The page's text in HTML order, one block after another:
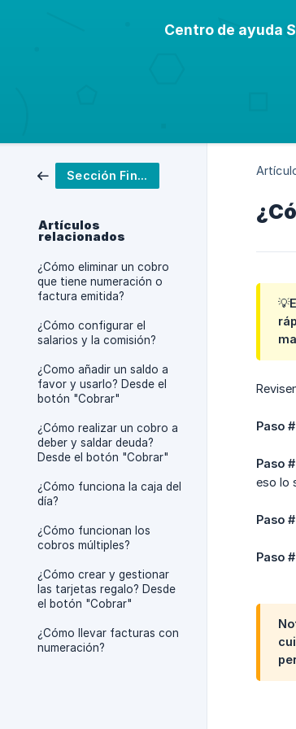
Centro de ayuda
Sección Finanzas
Artículos
relacionados
¿Cómo eliminar un cobro
que tiene numeración o
factura emitida?
¿Cómo configurar el
salarios y la comisión?
¿Como añadir un saldo a
favor y usarlo? Desde el
botón "Cobrar"
¿Cómo realizar un cobro a
deber y saldar deuda?
Desde el botón "Cobrar"
¿Cómo funciona la caja del
día?
¿Cómo funcionan los
cobros múltiples?
¿Cómo crear y gestionar
las tarjetas regalo? Desde
el botón "Cobrar"
¿Cómo llevar facturas con
numeración?
Paso #
Paso
eso lo
Paso
Paso